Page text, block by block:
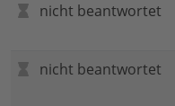
nicht beantwortet
nicht beantwortet